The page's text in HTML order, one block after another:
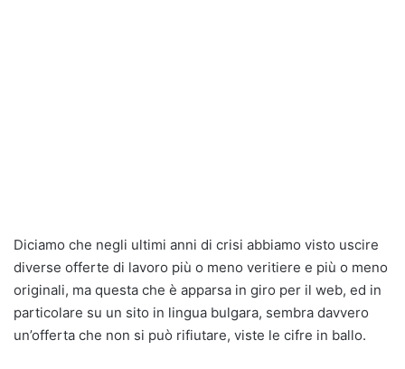
Diciamo che negli ultimi anni di crisi abbiamo visto uscire
diverse offerte di lavoro più o meno veritiere e più o meno
originali, ma questa che è apparsa in giro per il web, ed in
particolare su un sito in lingua bulgara, sembra davvero
un’offerta che non si può rifiutare, viste le cifre in ballo.